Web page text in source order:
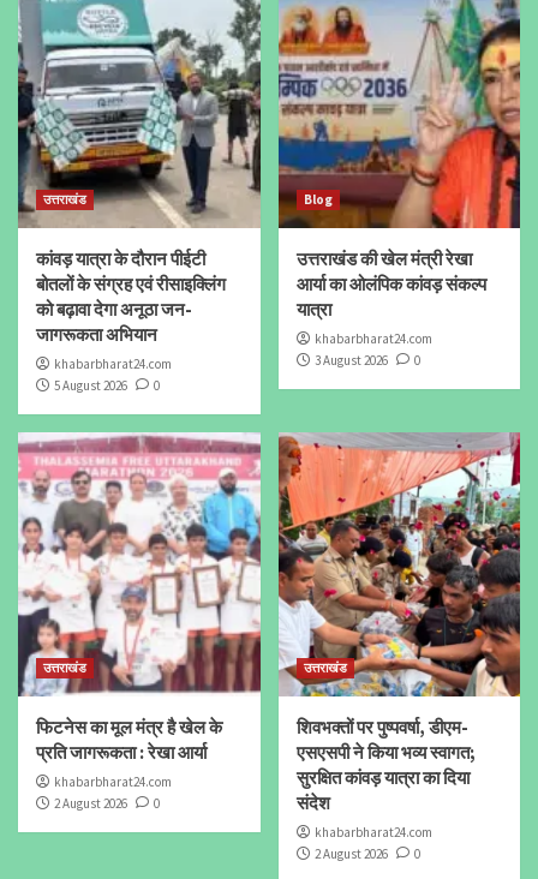
उत्तराखंड
कांवड़ यात्रा के दौरान पीईटी
बोतलों के संग्रह एवं रीसाइक्लिंग
को बढ़ावा देगा अनूठा जन-
जागरूकता अभियान
khabarbharat24.com
5 August 2026
0
Blog
उत्तराखंड की खेल मंत्री रेखा
आर्या का ओलंपिक कांवड़ संकल्प
यात्रा
khabarbharat24.com
3 August 2026
0
उत्तराखंड
फिटनेस का मूल मंत्र है खेल के
प्रति जागरूकता : रेखा आर्या
khabarbharat24.com
2 August 2026
0
उत्तराखंड
शिवभक्तों पर पुष्पवर्षा, डीएम-
एसएसपी ने किया भव्य स्वागत;
सुरक्षित कांवड़ यात्रा का दिया
संदेश
khabarbharat24.com
2 August 2026
0